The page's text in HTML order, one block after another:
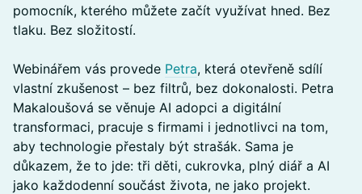
pomocník, kterého můžete začít využívat hned. Bez
tlaku. Bez složitostí.
Webinářem vás provede Petra, která otevřeně sdílí
vlastní zkušenost – bez filtrů, bez dokonalosti. Petra
Makaloušová se věnuje AI adopci a digitální
transformaci, pracuje s firmami i jednotlivci na tom,
aby technologie přestaly být strašák. Sama je
důkazem, že to jde: tři děti, cukrovka, plný diář a AI
jako každodenní součást života, ne jako projekt.